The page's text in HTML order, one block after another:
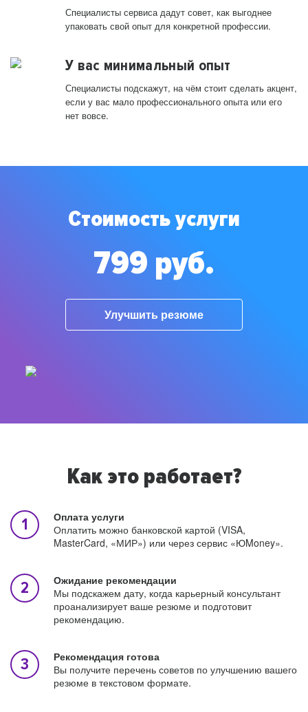
Специалисты сервиса дадут совет, как выгоднее
упаковать свой опыт для конкретной профессии.
У вас минимальный опыт
Специалисты подскажут, на чём стоит сделать акцент,
если у вас мало профессионального опыта или его
нет вовсе.
Стоимость услуги
799 руб.
Улучшить резюме
Как это работает?
Оплата услуги
Оплатить можно банковской картой (VISA,
MasterCard, «МИР») или через сервис «ЮMoney».
Ожидание рекомендации
Мы подскажем дату, когда карьерный консультант
проанализирует ваше резюме и подготовит
рекомендацию.
Рекомендация готова
Вы получите перечень советов по улучшению вашего
резюме в текстовом формате.